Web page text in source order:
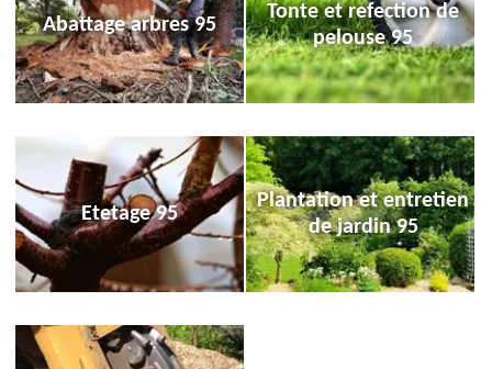
Abattage arbres 95
Tonte et refection de
pelouse 95
Etetage 95
Plantation et entretien
de jardin 95